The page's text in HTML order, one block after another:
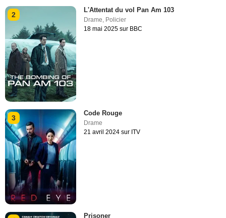
2
L'Attentat du vol Pan Am 103
Drame, Policier
18 mai 2025 sur BBC
3
Code Rouge
Drame
21 avril 2024 sur ITV
Prisoner